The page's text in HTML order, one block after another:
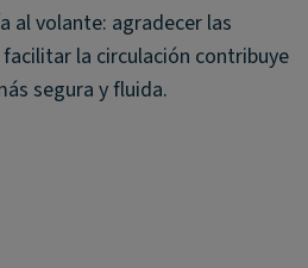
al volante: agradecer las
la circulación contribuye
segura y fluida.